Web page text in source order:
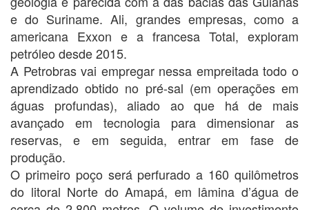
e do Suriname. Ali, grandes empresas, como a
americana Exxon e a francesa Total, exploram
petróleo desde 2015.
A Petrobras vai empregar nessa empreitada todo o
aprendizado obtido no pré-sal (em operações em
águas profundas), aliado ao que há de mais
avançado em tecnologia para dimensionar as
reservas, e em seguida, entrar em fase de
produção.
O primeiro poço será perfurado a 160 quilômetros
do litoral Norte do Amapá, em lâmina d’água de